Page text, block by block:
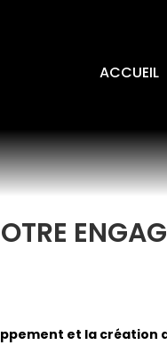
ACCUEIL
et la création